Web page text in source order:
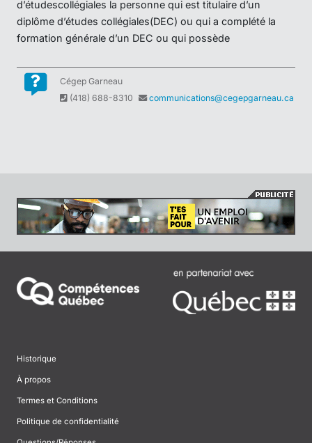
Cégep Garneau
(418) 688-8310
communications@cegepgarneau.ca
Historique
À propos
Termes et Conditions
Politique de confidentialité